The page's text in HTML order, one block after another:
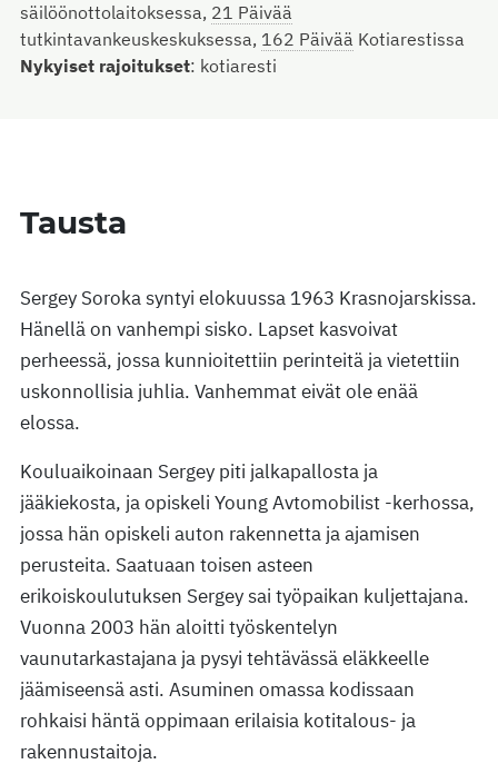
säilöönottolaitoksessa, 21 Päivää
tutkintavankeuskeskuksessa, 162 Päivää Kotiarestissa
Nykyiset rajoitukset: kotiaresti
Tausta
Sergey Soroka syntyi elokuussa 1963 Krasnojarskissa.
Hänellä on vanhempi sisko. Lapset kasvoivat
perheessä, jossa kunnioitettiin perinteitä ja vietettiin
uskonnollisia juhlia. Vanhemmat eivät ole enää
elossa.
Kouluaikoinaan Sergey piti jalkapallosta ja
jääkiekosta, ja opiskeli Young Avtomobilist -kerhossa,
jossa hän opiskeli auton rakennetta ja ajamisen
perusteita. Saatuaan toisen asteen
erikoiskoulutuksen Sergey sai työpaikan kuljettajana.
Vuonna 2003 hän aloitti työskentelyn
vaunutarkastajana ja pysyi tehtävässä eläkkeelle
jäämiseensä asti. Asuminen omassa kodissaan
rohkaisi häntä oppimaan erilaisia kotitalous- ja
rakennustaitoja.